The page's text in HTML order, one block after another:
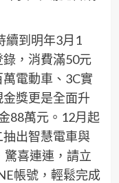
續到明年3月1
，消費滿50元
電動車、3C實
獎更是全面升
88萬元。12月起
出智慧電車與
喜連連，請立
帳號，輕鬆完成